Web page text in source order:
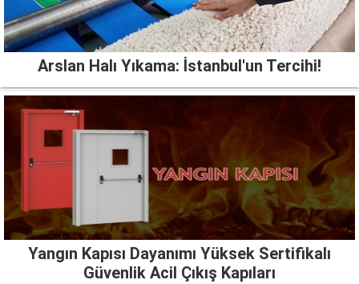
Arslan Halı Yıkama: İstanbul'un Tercihi!
Yangın Kapısı Dayanımı Yüksek Sertifikalı
Güvenlik Acil Çıkış Kapıları